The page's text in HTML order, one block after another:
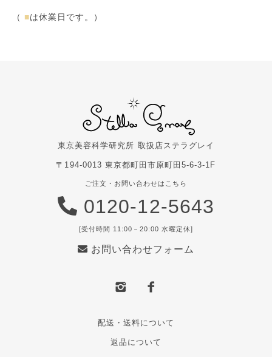
（ ■は休業日です。）
東京美容科学研究所 取扱店ステラグレイ
〒194-0013 東京都町田市原町田5-6-3-1F
ご注文・お問い合わせはこちら
0120-12-5643
[受付時間 11:00－20:00 水曜定休]
お問い合わせフォーム
配送・送料について
返品について